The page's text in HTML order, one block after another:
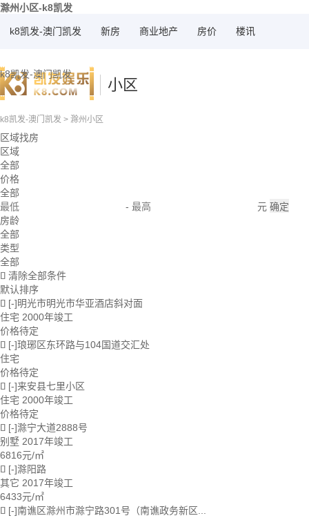
滁州小区-k8凯发
k8凯发-澳门凯发 新房 商业地产 房价 楼讯
k8凯发-澳门凯发
小区
k8凯发-澳门凯发 > 滁州小区
区域找房
区域
全部
价格
全部
-
元 确定
房龄
全部
类型
全部
 清除全部条件
默认排序
 [-]明光市明光市华亚酒店斜对面
住宅 2000年竣工
价格待定
 [-]琅琊区东环路与104国道交汇处
住宅
价格待定
 [-]来安县七里小区
住宅 2000年竣工
价格待定
 [-]滁宁大道2888号
别墅 2017年竣工
6816元/㎡
 [-]滁阳路
其它 2017年竣工
6433元/㎡
 [-]南谯区滁州市滁宁路301号（南谯政务新区...